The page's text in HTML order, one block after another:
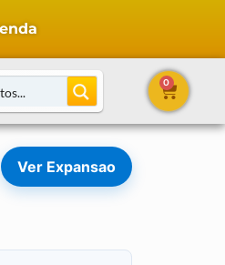
0
Ver Expansao